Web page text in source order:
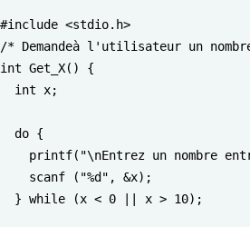
#include <stdio.h>
/* Demandeà l'utilisateur un
int Get_X() {
  int x;
  do {
printf("\nEntrez un nombre
    scanf ("%d", &x);
  } while (x < 0 || x > 10);